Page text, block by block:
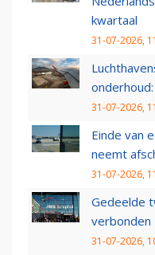
kwartaal
31-07-2026,
31-07-2026,
Einde van
neemt
31-07-2026,
Gedeelde
verbonden
31-07-2026,